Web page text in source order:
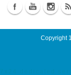
Copyright